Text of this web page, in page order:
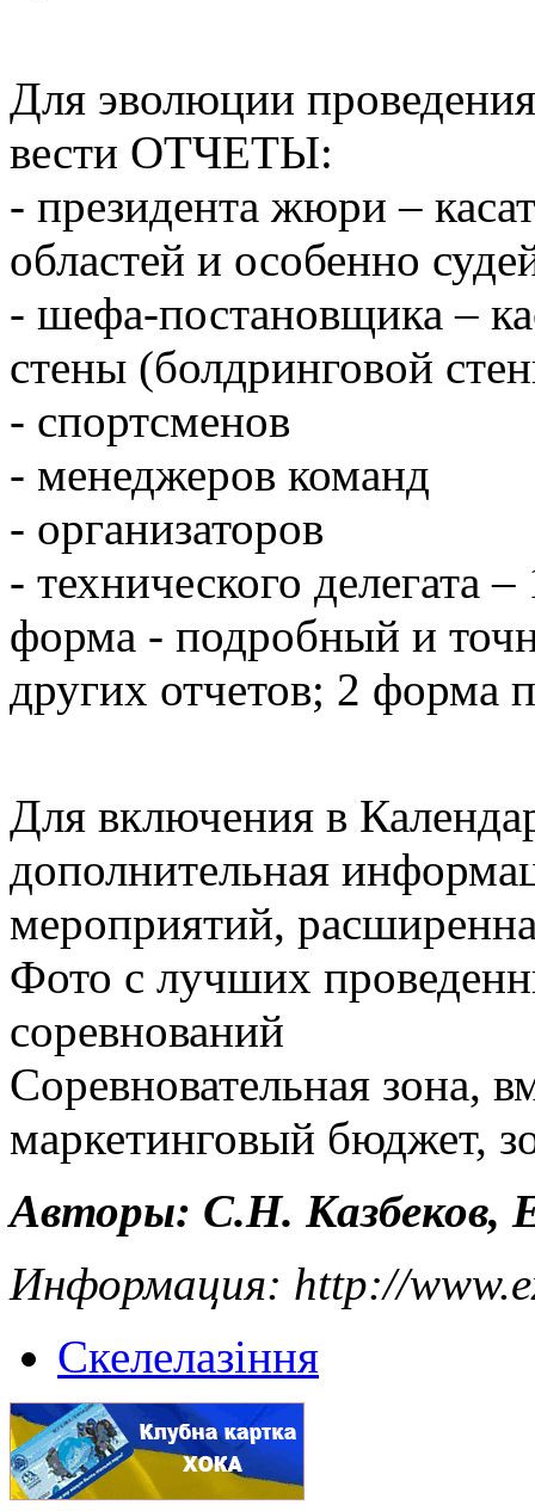
Для эволюции
вести ОТЧЕТЫ:
- президента жюри –
областей и особенно
- шефа-постановщика –
стены (болдринговой
- спортсменов
- менеджеров команд
- организаторов
- технического делегата
форма - подробный и
других отчетов; 2 форма
Для включения в
дополнительная
мероприятий,
Фото с лучших
соревнований
Соревновательная зона,
маркетинговый бюджет,
Авторы: С.Н. Казбеков,
Информация: http://
Скелелазіння